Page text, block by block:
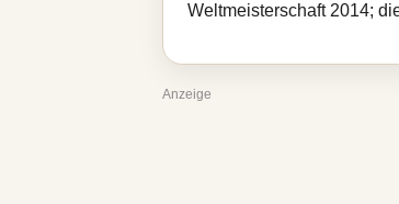
Weltmeisterschaft 2014;
Anzeige